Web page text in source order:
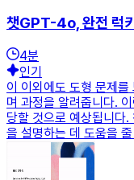
챗GPT-4o, 완전 럭
4분
인기
이 이외에도 도형 문제
며 과정을 알려줍니다.
당할 것으로 예상됩니다
을 설명하는 데 도움을